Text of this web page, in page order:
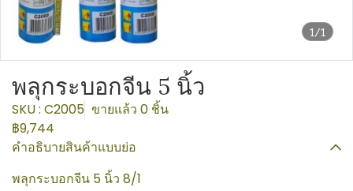
1/1
พลุกระบอกจีน 5 นิ้ว
SKU : C2005 ขายแล้ว 0 ชิ้น
฿9,744
คำอธิบายสินค้าแบบย่อ
พลุกระบอกจีน 5 นิ้ว 8/1